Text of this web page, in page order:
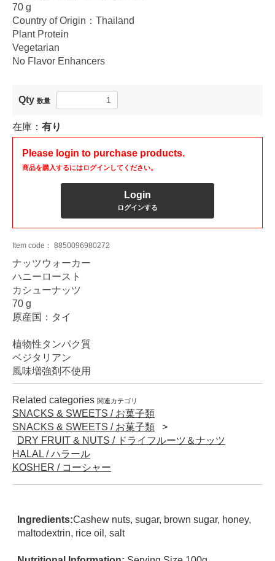
70 g
Country of Origin：Thailand
Plant Protein
Vegetarian
No Flavor Enhancers
Qty 数量
在庫： 有り
Please login to purchase products.
商品を購入するにはログインしてください。
Login
ログインする
Item code： 8850096980272
ナッツウォーカー
ハニーロースト
カシューナッツ
70 g
原産国：タイ
植物性タンパク質
ベジタリアン
風味増強剤不使用
Related categories 関連カテゴリ
SNACKS & SWEETS / お菓子類
SNACKS & SWEETS / お菓子類
DRY FRUIT & NUTS / ドライフルーツ＆ナッツ
HALAL / ハラール
KOSHER / コーシャー
Ingredients:Cashew nuts, sugar, brown sugar, honey,
maltodextrin, rice oil, salt